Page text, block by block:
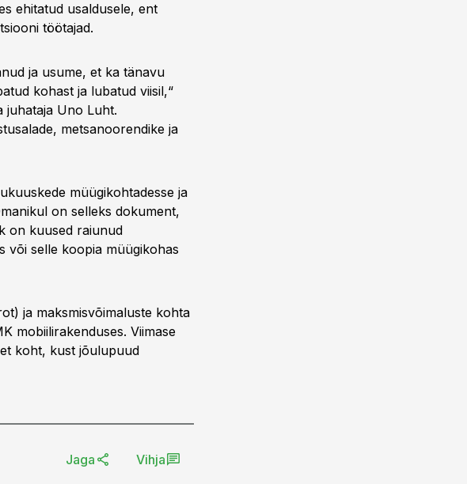
ehitatud usaldusele, ent
töötajad.
ja usume, et ka tänavu
kohast ja lubatud viisil,“
juhataja Uno Luht.
metsanoorendike ja
müügikohtadesse ja
on selleks dokument,
on kuused raiunud
või selle koopia müügikohas
ja maksmisvõimaluste kohta
mobiilirakenduses. Viimase
koht, kust jõulupuud
Jaga Vihja